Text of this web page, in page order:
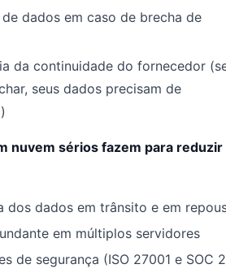
dados em caso de brecha de
da continuidade do fornecedor
seus dados precisam de
nuvem sérios fazem para reduzir
dos dados em trânsito e em
em múltiplos servidores
de segurança (ISO 27001 e SOC